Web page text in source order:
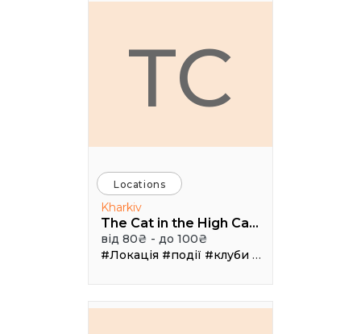
TC
Locations
Kharkiv
The Cat in the High Castle
від 80₴ - до 100₴
#Локація #події #клуби #Зал